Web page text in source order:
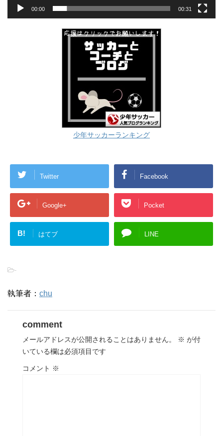
00:00 00:31
少年サッカーランキング
Twitter Facebook
Google+ Pocket
B! はてブ LINE
-
執筆者： chu
comment
メールアドレスが公開されることはありません。 ※ が付
いている欄は必須項目です
コメント ※